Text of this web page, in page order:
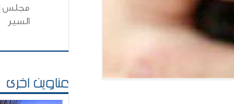
مجلس
السير
عناوين اخرى